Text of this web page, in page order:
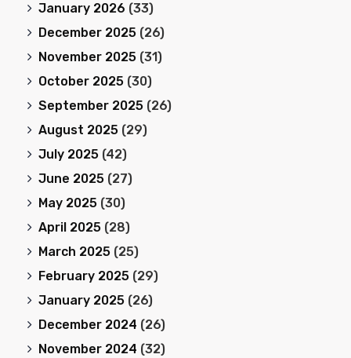
January 2026 (33)
December 2025 (26)
November 2025 (31)
October 2025 (30)
September 2025 (26)
August 2025 (29)
July 2025 (42)
June 2025 (27)
May 2025 (30)
April 2025 (28)
March 2025 (25)
February 2025 (29)
January 2025 (26)
December 2024 (26)
November 2024 (32)